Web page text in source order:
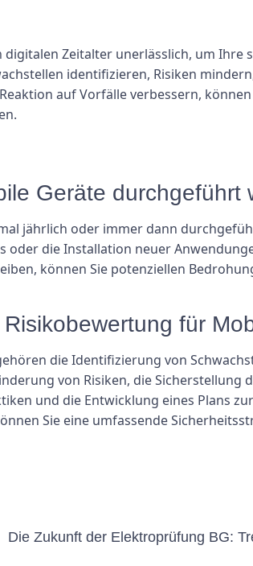
Zeitalter unerlässlich, um Ihre
identifizieren, Risiken
auf Vorfälle verbessern,
Geräte durchgeführt
jährlich oder immer dann
die Installation neuer
können Sie potenziellen
für
die Identifizierung von
von Risiken, die Sicherstellung
und die Entwicklung eines Plans
Sie eine umfassende
Die Zukunft der Elektroprüfung BG: